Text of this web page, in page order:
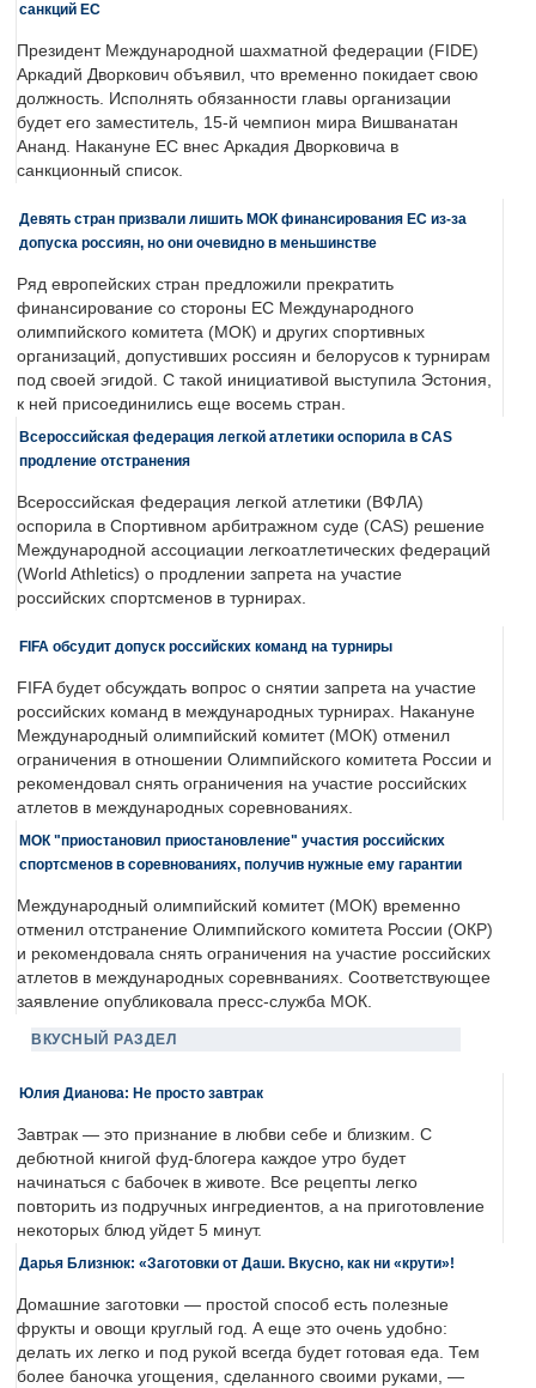
санкций ЕС
Президент Международной шахматной федерации (FIDE)
Аркадий Дворкович объявил, что временно покидает свою
должность. Исполнять обязанности главы организации
будет его заместитель, 15-й чемпион мира Вишванатан
Ананд. Накануне ЕС внес Аркадия Дворковича в
санкционный список.
Девять стран призвали лишить МОК финансирования ЕС из-за
допуска россиян, но они очевидно в меньшинстве
Ряд европейских стран предложили прекратить
финансирование со стороны ЕС Международного
олимпийского комитета (МОК) и других спортивных
организаций, допустивших россиян и белорусов к турнирам
под своей эгидой. С такой инициативой выступила Эстония,
к ней присоединились еще восемь стран.
Всероссийская федерация легкой атлетики оспорила в CAS
продление отстранения
Всероссийская федерация легкой атлетики (ВФЛА)
оспорила в Спортивном арбитражном суде (CAS) решение
Международной ассоциации легкоатлетических федераций
(World Athletics) о продлении запрета на участие
российских спортсменов в турнирах.
FIFA обсудит допуск российских команд на турниры
FIFA будет обсуждать вопрос о снятии запрета на участие
российских команд в международных турнирах. Накануне
Международный олимпийский комитет (МОК) отменил
ограничения в отношении Олимпийского комитета России и
рекомендовал снять ограничения на участие российских
атлетов в международных соревнованиях.
МОК "приостановил приостановление" участия российских
спортсменов в соревнованиях, получив нужные ему гарантии
Международный олимпийский комитет (МОК) временно
отменил отстранение Олимпийского комитета России (ОКР)
и рекомендовала снять ограничения на участие российских
атлетов в международных соревнваниях. Соответствующее
заявление опубликовала пресс-служба МОК.
ВКУСНЫЙ РАЗДЕЛ
Юлия Дианова: Не просто завтрак
Завтрак — это признание в любви себе и близким. С
дебютной книгой фуд-блогера каждое утро будет
начинаться с бабочек в животе. Все рецепты легко
повторить из подручных ингредиентов, а на приготовление
некоторых блюд уйдет 5 минут.
Дарья Близнюк: «Заготовки от Даши. Вкусно, как ни «крути»!
Домашние заготовки — простой способ есть полезные
фрукты и овощи круглый год. А еще это очень удобно:
делать их легко и под рукой всегда будет готовая еда. Тем
более баночка угощения, сделанного своими руками, —